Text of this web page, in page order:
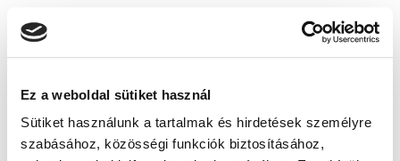
Ez a weboldal sütiket használ
Sütiket használunk a tartalmak és hirdetések személyre
szabásához, közösségi funkciók biztosításához,